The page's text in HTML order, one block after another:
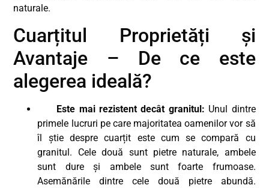
naturale.
Cuarțitul Proprietăți și
Avantaje – De ce este
alegerea ideală?
Este mai rezistent decât granitul: Unul dintre
primele lucruri pe care majoritatea oamenilor vor să
îl știe despre cuarțit este cum se compară cu
granitul. Cele două sunt pietre naturale, ambele
sunt dure și ambele sunt foarte frumoase.
Asemănările dintre cele două pietre abundă.